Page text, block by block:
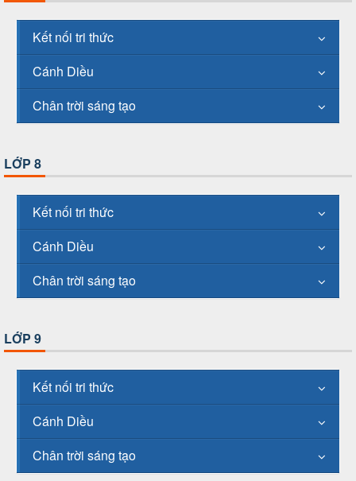
Kết nối tri thức
Cánh Diều
Chân trời sáng tạo
LỚP 8
Kết nối tri thức
Cánh Diều
Chân trời sáng tạo
LỚP 9
Kết nối tri thức
Cánh Diều
Chân trời sáng tạo